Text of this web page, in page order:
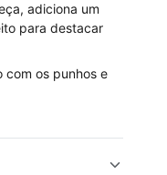
adiciona um
para destacar
com os punhos e
amigos ou um